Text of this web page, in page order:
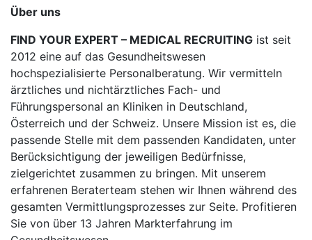
Über uns
FIND YOUR EXPERT – MEDICAL RECRUITING ist seit
2012 eine auf das Gesundheitswesen
hochspezialisierte Personalberatung. Wir vermitteln
ärztliches und nichtärztliches Fach- und
Führungspersonal an Kliniken in Deutschland,
Österreich und der Schweiz. Unsere Mission ist es, die
passende Stelle mit dem passenden Kandidaten, unter
Berücksichtigung der jeweiligen Bedürfnisse,
zielgerichtet zusammen zu bringen. Mit unserem
erfahrenen Beraterteam stehen wir Ihnen während des
gesamten Vermittlungsprozesses zur Seite. Profitieren
Sie von über 13 Jahren Markterfahrung im